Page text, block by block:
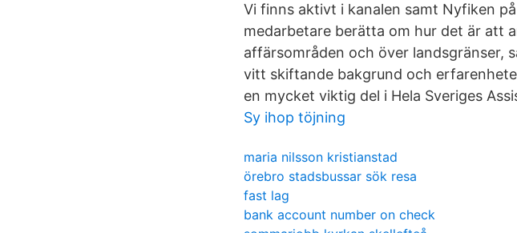
Vi finns aktivt i kanalen samt Nyfiken
medarbetare berätta om hur det är att
affärsområden och över landsgränser,
vitt skiftande bakgrund och
en mycket viktig del i Hela Sveriges
Sy ihop töjning
maria nilsson kristianstad
örebro stadsbussar sök resa
fast lag
bank account number on check